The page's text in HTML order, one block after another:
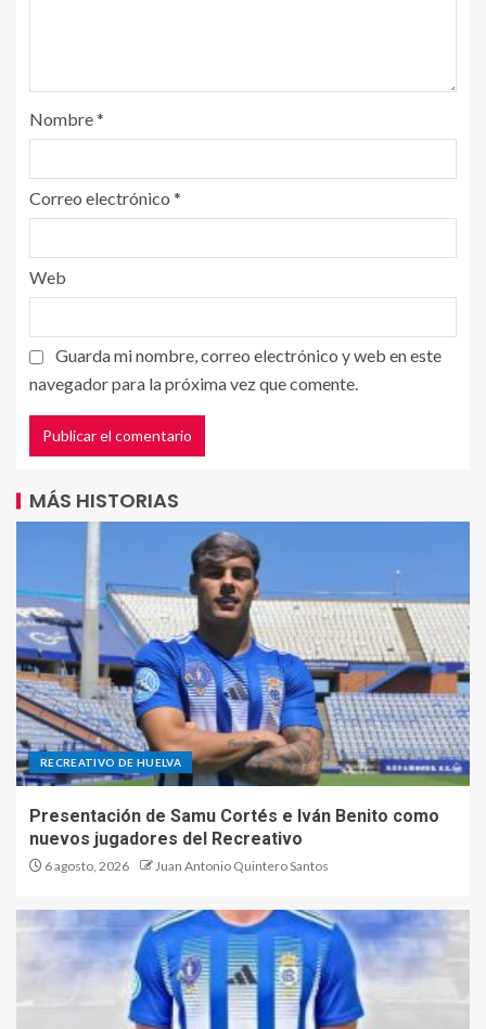
Nombre*
Correo electrónico *
Web
Guarda mi nombre, correo electrónico y web en este
navegador para la próxima vez que comente.
MÁS HISTORIAS
RECREATIVO DE HUELVA
Presentación de Samu Cortés e Iván Benito como
nuevos jugadores del Recreativo
6 agosto, 2026 Juan Antonio Quintero Santos